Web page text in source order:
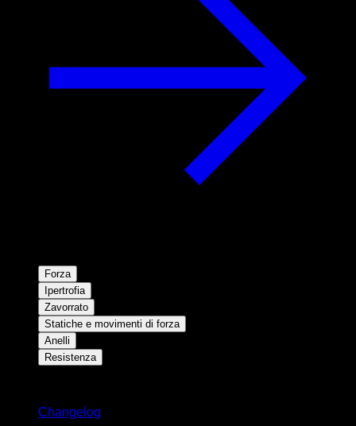
Forza
Ipertrofia
Zavorrato
Statiche e movimenti di forza
Anelli
Resistenza
Changelog